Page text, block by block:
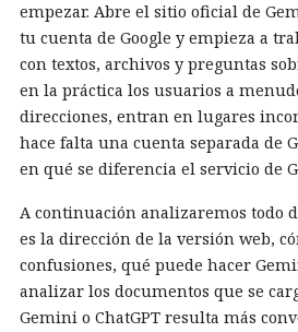
empezar. Abre el sitio oficial de
tu cuenta de Google y empieza a
con textos, archivos y preguntas
en la práctica los usuarios a
direcciones, entran en lugares
hace falta una cuenta separada de
en qué se diferencia el servicio de
A continuación analizaremos todo
es la dirección de la versión web,
confusiones, qué puede hacer
analizar los documentos que se
Gemini o ChatGPT resulta más